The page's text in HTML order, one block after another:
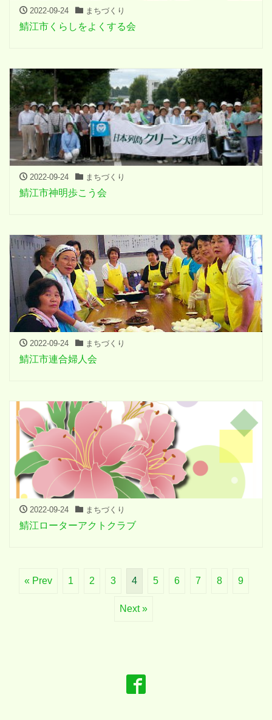
2022-09-24 まちづくり
鯖江市くらしをよくする会
2022-09-24 まちづくり
鯖江市神明歩こう会
2022-09-24 まちづくり
鯖江市連合婦人会
2022-09-24 まちづくり
鯖江ローターアクトクラブ
« Prev 1 2 3 4 5 6 7 8 9
Next »